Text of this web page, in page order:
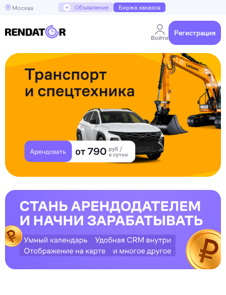
Москва + Объявление Биржа заказов
Войти
Регистрация